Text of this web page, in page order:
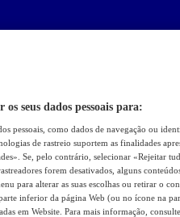
seus dados pessoais para:
pessoais, como dados de navegação ou
de rastreio suportem as finalidades
Se, pelo contrário, selecionar «Rejeitar
forem desativados, alguns
para alterar as suas escolhas ou retirar o
inferior da página Web (ou no ícone na
em Website. Para mais informação,